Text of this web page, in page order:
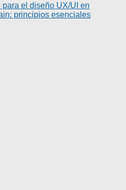
para el diseño UX/UI en
principios esenciales